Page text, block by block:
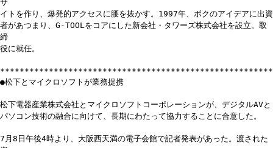
サ
イトを作り、爆発的アクセスに腰を抜かす。1997年、ボクのアイデアに出資
者があつまり、G-TOOLをコアにした新会社・タワーズ株式会社を設立。取
締
役に就任。
●松下とマイクロソフトが業務提携
松下電器産業株式会社とマイクロソフトコーポレーションが、デジタルAVと
パソコン技術の融合に向けて、長期にわたって協力することに合意した。
7月8日午後4時より、大阪西天満の電子会館で記者発表があった。渡された